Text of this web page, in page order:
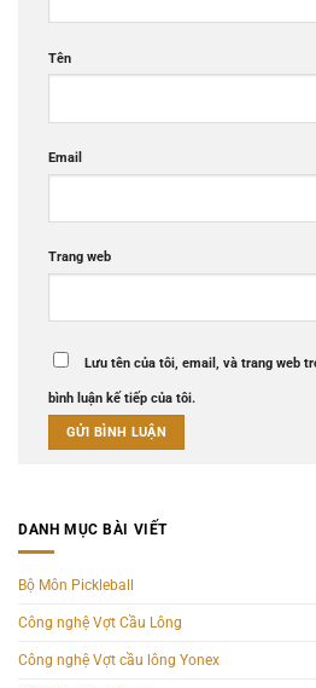
Tên
Email
Trang web
Lưu tên của tôi, email, và trang web
bình luận kế tiếp của tôi.
DANH MỤC BÀI VIẾT
Bộ Môn Pickleball
Công nghệ Vợt Cầu Lông
Công nghệ Vợt cầu lông Yonex